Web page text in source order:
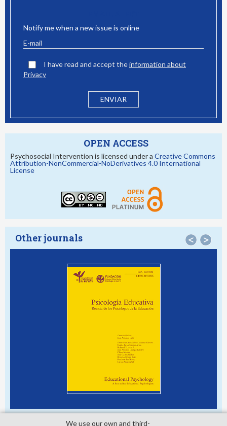
Notify me when a new issue is online
I have read and accept theinformation about
Privacy
OPEN ACCESS
Psychosocial Intervention is licensed under a Creative Commons
Attribution-NonCommercial-NoDerivatives 4.0 International
License
Other journals < >
We use our own and third­